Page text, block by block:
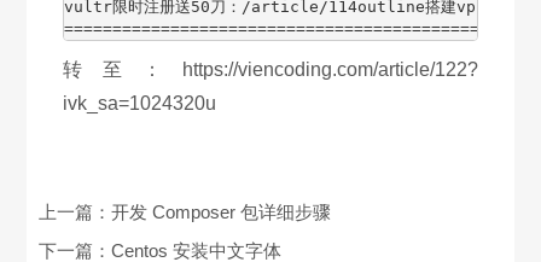
vultr限时注册送50刀：/article/114outline搭建vpn教程
转至：https://viencoding.com/article/122?
ivk_sa=1024320u
上一篇：开发 Composer 包详细步骤
下一篇：Centos 安装中文字体